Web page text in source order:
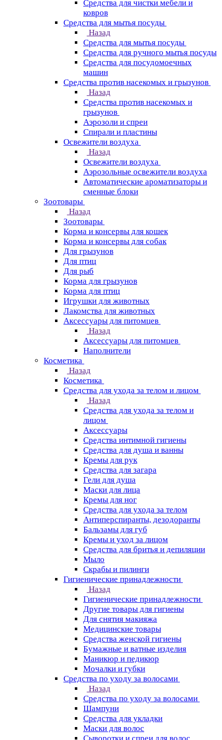
Средства для чистки мебели и
ковров
Средства для мытья посуды
Назад
Средства для мытья посуды
Средства для ручного мытья посуды
Средства для посудомоечных
машин
Средства против насекомых и грызунов
Назад
Средства против насекомых и
грызунов
Аэрозоли и спреи
Спирали и пластины
Освежители воздуха
Назад
Освежители воздуха
Аэрозольные освежители воздуха
Автоматические ароматизаторы и
сменные блоки
Зоотовары
Назад
Зоотовары
Корма и консервы для кошек
Корма и консервы для собак
Для грызунов
Для птиц
Для рыб
Корма для грызунов
Корма для птиц
Игрушки для животных
Лакомства для животных
Аксессуары для питомцев
Назад
Аксессуары для питомцев
Наполнители
Косметика
Назад
Косметика
Средства для ухода за телом и лицом
Назад
Средства для ухода за телом и
лицом
Аксессуары
Средства интимной гигиены
Средства для душа и ванны
Кремы для рук
Средства для загара
Гели для душа
Маски для лица
Кремы для ног
Средства для ухода за телом
Антиперспиранты, дезодоранты
Бальзамы для губ
Кремы и уход за лицом
Средства для бритья и депиляции
Мыло
Скрабы и пилинги
Гигиенические принадлежности
Назад
Гигиенические принадлежности
Другие товары для гигиены
Для снятия макияжа
Медицинские товары
Средства женской гигиены
Бумажные и ватные изделия
Маникюр и педикюр
Мочалки и губки
Средства по уходу за волосами
Назад
Средства по уходу за волосами
Шампуни
Средства для укладки
Маски для волос